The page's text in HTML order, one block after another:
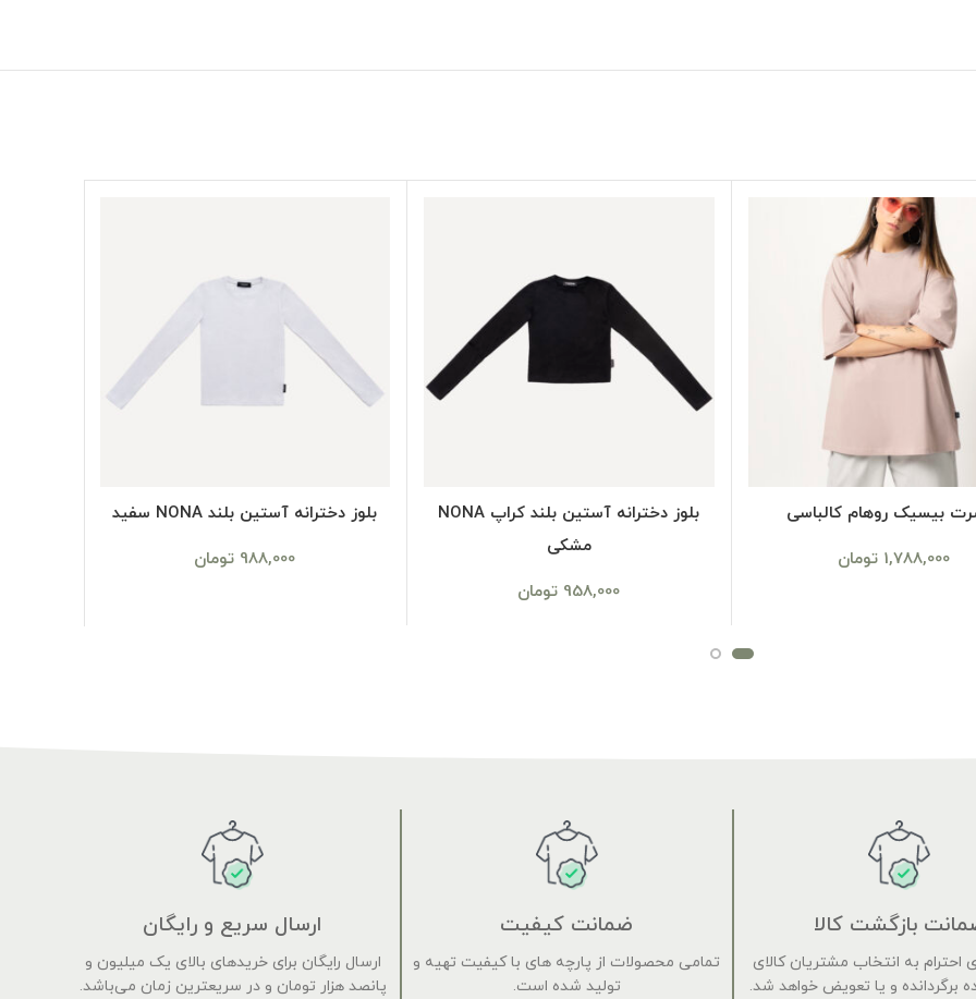
SELECT OPTIONS
بیسیک روهام کالباسی
1,788,000 تومان
SELECT OPTIONS
بلوز دخترانه آستین بلند کراپ NONA
مشکی
958,000 تومان
SELECT OPTIONS
بلوز دخترانه آستین بلند NONA سفید
988,000 تومان
بازگشت کالا
برای احترام به انتخاب مشتریان کالای
برگردانده و یا تعویض خواهد شد.
ضمانت کیفیت
تمامی محصولات از پارچه های با کیفیت تهیه و
تولید شده است.
ارسال سریع و رایگان
ارسال رایگان برای خریدهای بالای یک میلیون و
پانصد هزار تومان و در سریعترین زمان می‌باشد.